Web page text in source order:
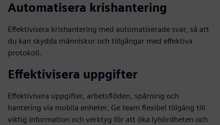
Automatisera krishantering
Effektivisera krishantering med automatiserade svar, så att
du kan skydda människor och tillgångar med effektiva
protokoll.
Effektivisera uppgifter
Effektivisera uppgifter, arbetsflöden, spårning och
hantering via mobila enheter. Ge team flexibel tillgång till
viktig information och verktyg för att öka lyhördheten och